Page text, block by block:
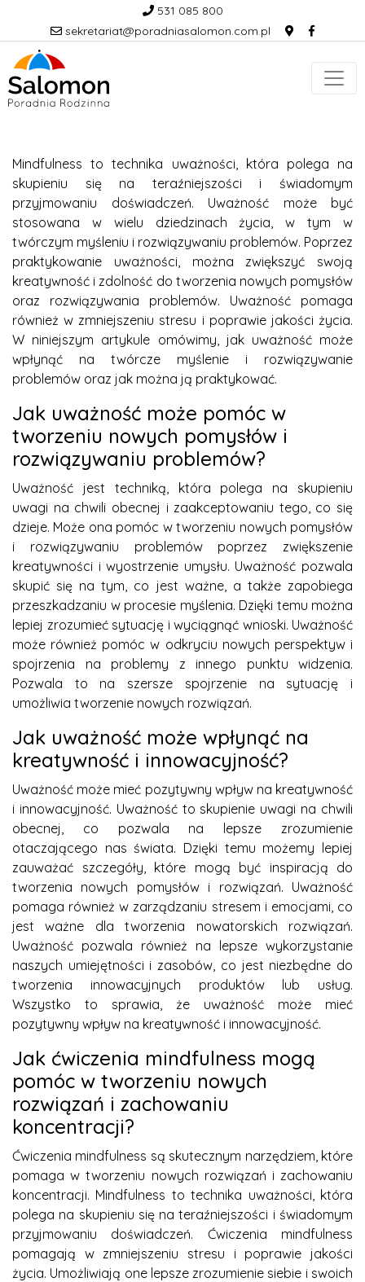
531 085 800
sekretariat@poradniasalomon.com.pl
Mindfulness to technika uważności, która polega na
skupieniu się na teraźniejszości i świadomym
przyjmowaniu doświadczeń. Uważność może być
stosowana w wielu dziedzinach życia, w tym w
twórczym myśleniu i rozwiązywaniu problemów. Poprzez
praktykowanie uważności, można zwiększyć swoją
kreatywność i zdolność do tworzenia nowych pomysłów
oraz rozwiązywania problemów. Uważność pomaga
również w zmniejszeniu stresu i poprawie jakości życia.
W niniejszym artykule omówimy, jak uważność może
wpłynąć na twórcze myślenie i rozwiązywanie
problemów oraz jak można ją praktykować.
Jak uważność może pomóc w
tworzeniu nowych pomysłów i
rozwiązywaniu problemów?
Uważność jest techniką, która polega na skupieniu
uwagi na chwili obecnej i zaakceptowaniu tego, co się
dzieje. Może ona pomóc w tworzeniu nowych pomysłów
i rozwiązywaniu problemów poprzez zwiększenie
kreatywności i wyostrzenie umysłu. Uważność pozwala
skupić się na tym, co jest ważne, a także zapobiega
przeszkadzaniu w procesie myślenia. Dzięki temu można
lepiej zrozumieć sytuację i wyciągnąć wnioski. Uważność
może również pomóc w odkryciu nowych perspektyw i
spojrzenia na problemy z innego punktu widzenia.
Pozwala to na szersze spojrzenie na sytuację i
umożliwia tworzenie nowych rozwiązań.
Jak uważność może wpłynąć na
kreatywność i innowacyjność?
Uważność może mieć pozytywny wpływ na kreatywność
i innowacyjność. Uważność to skupienie uwagi na chwili
obecnej, co pozwala na lepsze zrozumienie
otaczającego nas świata. Dzięki temu możemy lepiej
zauważać szczegóły, które mogą być inspiracją do
tworzenia nowych pomysłów i rozwiązań. Uważność
pomaga również w zarządzaniu stresem i emocjami, co
jest ważne dla tworzenia nowatorskich rozwiązań.
Uważność pozwala również na lepsze wykorzystanie
naszych umiejętności i zasobów, co jest niezbędne do
tworzenia innowacyjnych produktów lub usług.
Wszystko to sprawia, że uważność może mieć
pozytywny wpływ na kreatywność i innowacyjność.
Jak ćwiczenia mindfulness mogą
pomóc w tworzeniu nowych
rozwiązań i zachowaniu
koncentracji?
Ćwiczenia mindfulness są skutecznym narzędziem, które
pomaga w tworzeniu nowych rozwiązań i zachowaniu
koncentracji. Mindfulness to technika uważności, która
polega na skupieniu się na teraźniejszości i świadomym
przyjmowaniu doświadczeń. Ćwiczenia mindfulness
pomagają w zmniejszeniu stresu i poprawie jakości
życia. Umożliwiają one lepsze zrozumienie siebie i swoich